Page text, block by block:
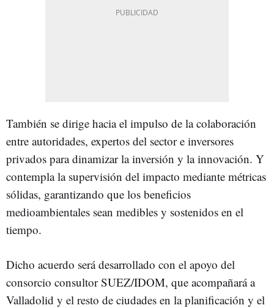
También se dirige hacia el impulso de la colaboración
entre autoridades, expertos del sector e inversores
privados para dinamizar la inversión y la innovación. Y
contempla la supervisión del impacto mediante métricas
sólidas, garantizando que los beneficios
medioambientales sean medibles y sostenidos en el
tiempo.
Dicho acuerdo será desarrollado con el apoyo del
consorcio consultor SUEZ/IDOM, que acompañará a
Valladolid y el resto de ciudades en la planificación y el